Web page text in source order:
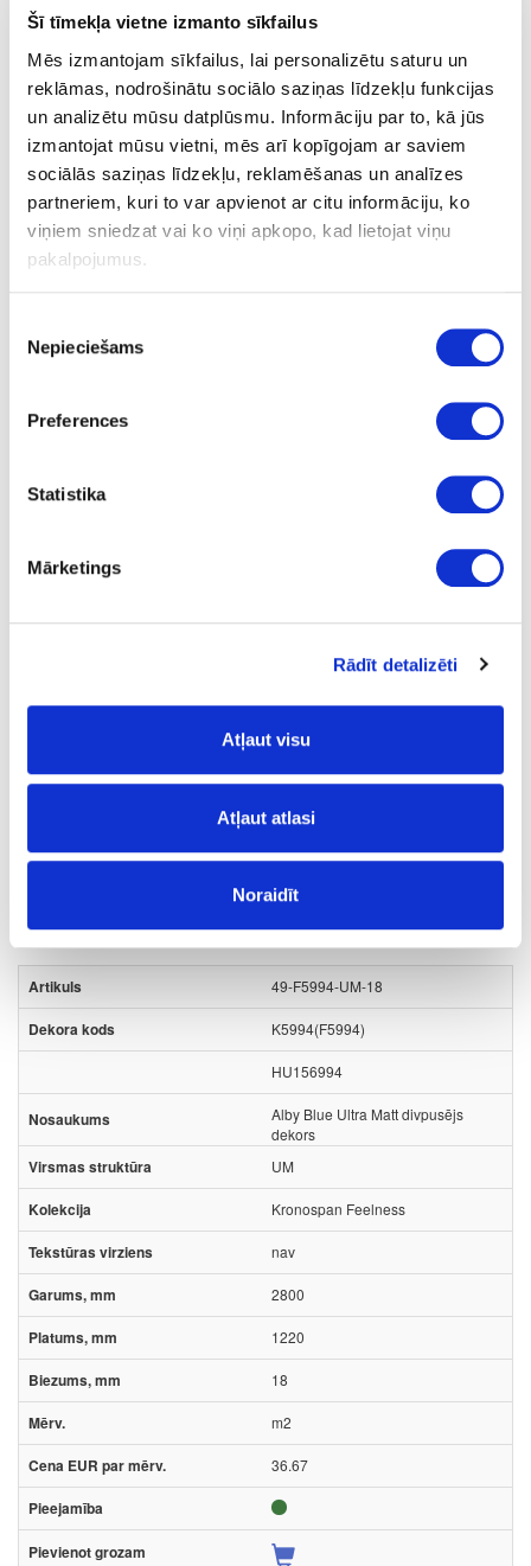
Šī tīmekļa vietne izmanto sīkfailus
Mēs izmantojam sīkfailus, lai personalizētu saturu un
reklāmas, nodrošinātu sociālo saziņas līdzekļu funkcijas
un analizētu mūsu datplūsmu. Informāciju par to, kā jūs
izmantojat mūsu vietni, mēs arī kopīgojam ar saviem
sociālās saziņas līdzekļu, reklamēšanas un analīzes
partneriem, kuri to var apvienot ar citu informāciju, ko
viņiem sniedzat vai ko viņi apkopo, kad lietojat viņu
pakalpojumus.
izvēle
Nepieciešams
Preferences
Statistika
Mārketings
Rādīt detalizēti
Atļaut visu
Atļaut atlasi
Noraidīt
SAISTĪTIE PRODUKTI
Plātņu materiāli
Laminētas kokskaidu plātnes (LKSP)
Kronospan
Kronodesign noliktavas programma
SU- matēts velvets;
49-F5994-UM-18
K5994(F5994)
HU156994
Alby Blue Ultra Matt divpusējs
dekors
UM
Kronospan Feelness
nav
2800
1220
18
m2
36.67